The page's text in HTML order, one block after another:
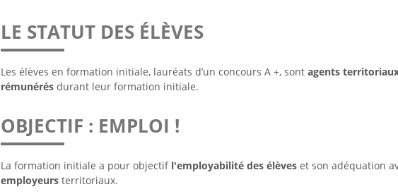
LE STATUT DES ÉLÈVES
Les élèves en formation initiale, lauréats d’un concours A +, sont agents
rémunérés durant leur formation initiale.
OBJECTIF : EMPLOI !
La formation initiale a pour objectif l'employabilité des élèveset son adéquation
employeursterritoriaux.